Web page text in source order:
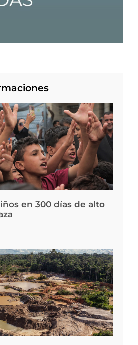
en 300 días de alto